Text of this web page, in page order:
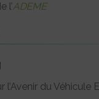
l’ADEME
l’Avenir du